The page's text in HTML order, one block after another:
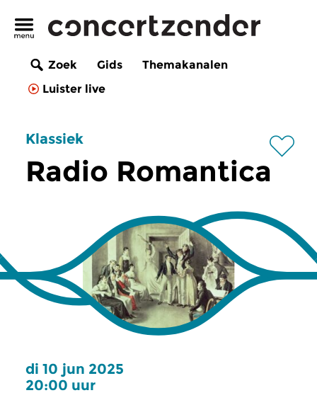
Zoek Gids
Themakanalen
Luister live
Klassiek
Radio Romantica
di 10 jun 2025
20:00 uur